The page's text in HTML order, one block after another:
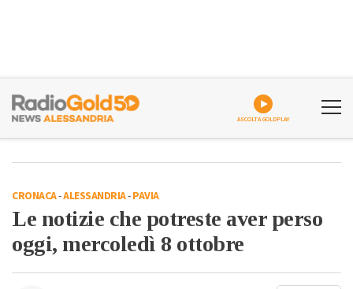
ASCOLTA GOLDPLAY
CRONACA-ALESSANDRIA-PAVIA
Le notizie che potreste aver perso
oggi, mercoledì 8 ottobre